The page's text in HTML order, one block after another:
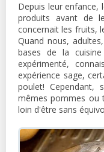
Depuis leur enfance,
produits avant de
concernait les fruits,
Quand nous,
bases de la
expérimenté,
expérience sage,
poulet!
mêmes pommes ou
loin d'être sans